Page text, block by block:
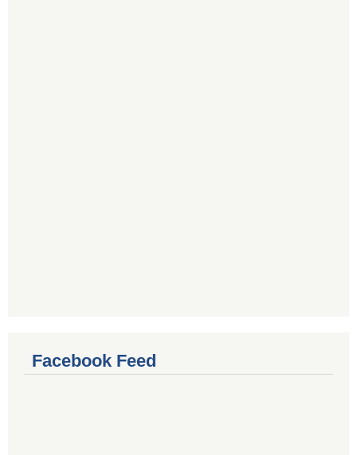
Facebook Feed